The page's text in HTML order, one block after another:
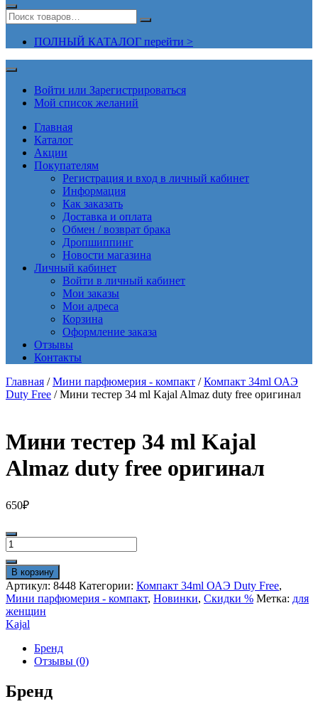
ПОЛНЫЙ КАТАЛОГ перейти >
Войти или Зарегистрироваться
Мой список желаний
Главная
Каталог
Акции
Покупателям
Регистрация и вход в личный кабинет
Информация
Как заказать
Доставка и оплата
Обмен / возврат брака
Дропшиппинг
Новости магазина
Личный кабинет
Войти в личный кабинет
Мои заказы
Мои адреса
Корзина
Оформление заказа
Отзывы
Контакты
Главная /Мини парфюмерия - компакт /Компакт 34ml ОАЭ
Duty Free / Мини тестер 34 ml Kajal Almaz duty free оригинал
Мини тестер 34 ml Kajal
Almaz duty free оригинал
650₽
Количество
товара
Мини
тестер
34
ml
Kajal
Almaz
duty
оригинал
В корзину
Артикул: 8448 Категории: Компакт 34ml ОАЭ Duty Free,
Мини парфюмерия - компакт, Новинки, Скидки % Метка: для
женщин
Kajal
Бренд
Отзывы (0)
Бренд